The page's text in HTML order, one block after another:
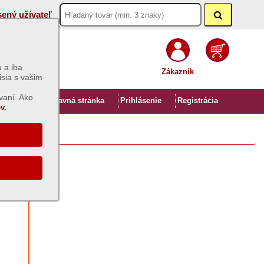
užívateľ
Zákazník
Úvod Hlavná stránka Prihlásenie Registrácia
a iba
s vašim
Ako